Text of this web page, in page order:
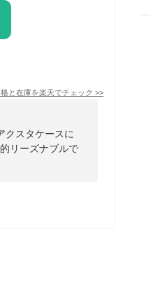
と在庫を楽天でチェック >>
クスタケースに
リーズナブルで